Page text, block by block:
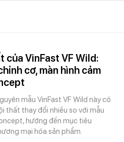
của VinFast VF Wild:
cơ, màn hình cảm
mẫu VinFast VF Wild này có
thất thay đổi nhiều so với mẫu
hướng đến mục tiêu
mại hóa sản phẩm.